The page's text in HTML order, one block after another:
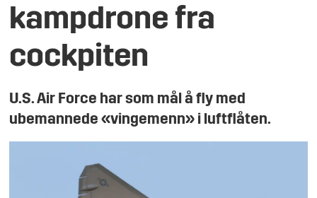
kampdrone fra
cockpiten
U.S. Air Force har som mål å fly med
ubemannede «vingemenn» i luftflåten.